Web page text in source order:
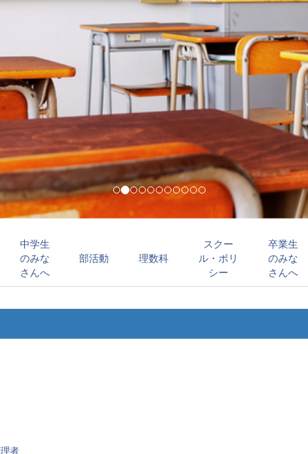
中学生
のみな
さんへ
部活動 理数科
スクー
ル・ポリ
シー
卒業生
のみな
さんへ
者